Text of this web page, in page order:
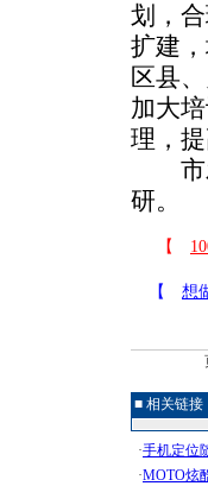
划，
扩建
区县
加大
理，提
市发
研。
■ 相关链接